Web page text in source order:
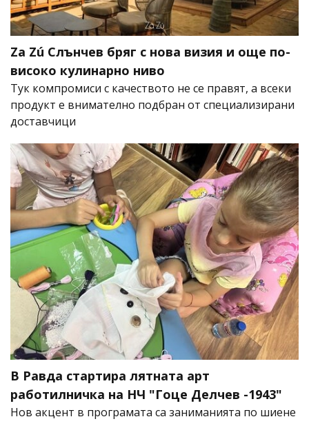
Za Zú Слънчев бряг с нова визия и още по-
високо кулинарно ниво
Тук компромиси с качеството не се правят, а всеки
продукт е внимателно подбран от специализирани
доставчици
В Равда стартира лятната арт
работилничка на НЧ "Гоце Делчев -1943"
Нов акцент в програмата са заниманията по шиене